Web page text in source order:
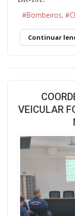
Bombeiros
Continuar
VEICULAR